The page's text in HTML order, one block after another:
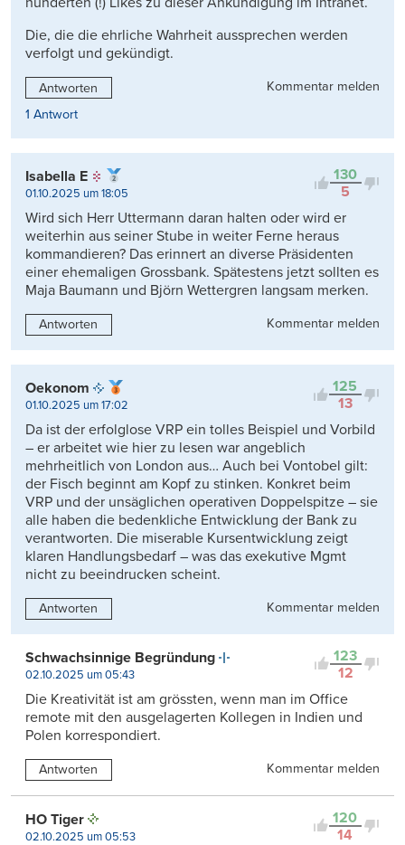
Die, die die ehrliche Wahrheit aussprechen werden
verfolgt und gekündigt.
Antworten
Kommentar melden
1 Antwort
130
5
Isabella E
01.10.2025 um 18:05
Wird sich Herr Uttermann daran halten oder wird er
weiterhin aus seiner Stube in weiter Ferne heraus
kommandieren? Das erinnert an diverse Präsidenten
einer ehemaligen Grossbank. Spätestens jetzt sollten es
Maja Baumann und Björn Wettergren langsam merken.
Antworten Kommentar melden
125
13
Oekonom
01.10.2025 um 17:02
Da ist der erfolglose VRP ein tolles Beispiel und Vorbild
– er arbeitet wie hier zu lesen war angeblich
mehrheitlich von London aus… Auch bei Vontobel gilt:
der Fisch beginnt am Kopf zu stinken. Konkret beim
VRP und der unsäglichen operativen Doppelspitze – sie
alle haben die bedenkliche Entwicklung der Bank zu
verantworten. Die miserable Kursentwicklung zeigt
klaren Handlungsbedarf – was das exekutive Mgmt
nicht zu beeindrucken scheint.
Antworten Kommentar melden
123
12
Schwachsinnige Begründung
02.10.2025 um 05:43
Die Kreativität ist am grössten, wenn man im Office
remote mit den ausgelagerten Kollegen in Indien und
Polen korrespondiert.
Antworten Kommentar melden
120
14
HO Tiger
02.10.2025 um 05:53